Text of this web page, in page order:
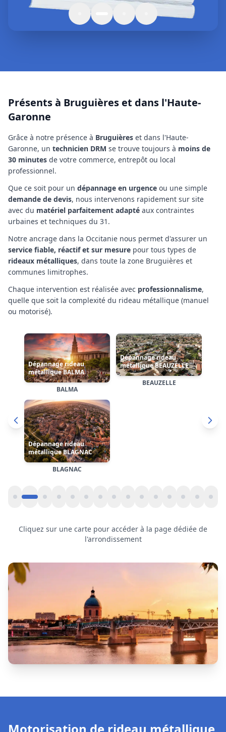
Présents à Bruguières et dans l'Haute-
Garonne
Grâce à notre présence à Bruguières et dans l'Haute-
Garonne, un technicien DRM se trouve toujours à moins de
30 minutes de votre commerce, entrepôt ou local
professionnel.
Que ce soit pour un dépannage en urgence ou une simple
demande de devis, nous intervenons rapidement sur site
avec du matériel parfaitement adapté aux contraintes
urbaines et techniques du 31 .
Notre ancrage dans la Occitanie nous permet d'assurer un
service fiable, réactif et sur mesure pour tous types de
rideaux métalliques, dans toute la zone Bruguières et
communes limitrophes.
Chaque intervention est réalisée avec professionnalisme,
quelle que soit la complexité du rideau métallique (manuel
ou motorisé).
Dépannage rideau
métallique CASTANET-
CASTANET-TOLOSAN
Dépannage rideau
CASTELGINEST
Dépannage rideau
métallique COLOMIERS
COLOMIERS
Cliquez sur une carte pour accéder à la page dédiée de
l'arrondissement
Motorisation de rideau métallique
àBruguières
Lemoteur est l'élément central d'unrideau métallique
motorisé. Lorsqu'il tombe en panne, votre rideau peutse
•Moteur 230 V ou 400 V qui chauffe ou ne répond plus